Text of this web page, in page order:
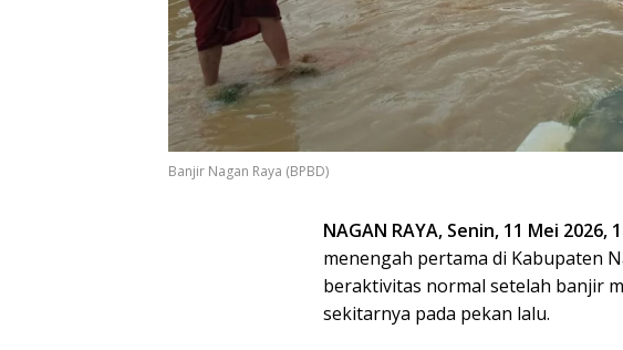
Banjir Nagan Raya (BPBD)
NAGAN RAYA, Senin, 11 Mei 2026,
menengah pertama di Kabupaten
beraktivitas normal setelah banjir
sekitarnya pada pekan lalu.